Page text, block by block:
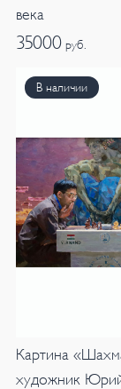
века
35000 руб.
В наличии
Картина
художник